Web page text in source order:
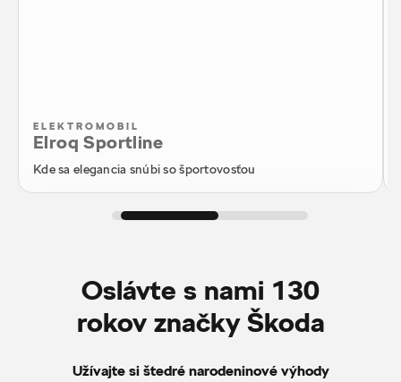
ELEKTROMOBIL
Elroq Sportline
Kde sa elegancia snúbi so športovosťou
Ponuka skladových vozidiel
Oslávte s nami 130
rokov značky Škoda
Užívajte si štedré narodeninové výhody